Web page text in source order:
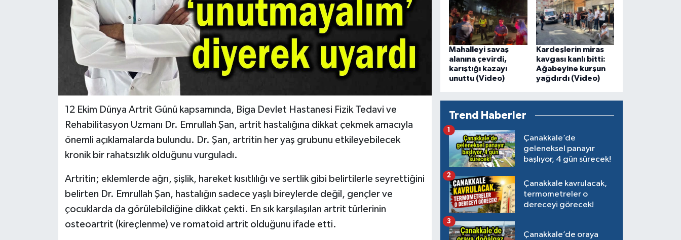
12 Ekim Dünya Artrit Günü kapsamında, Biga Devlet Hastanesi Fizik Tedavi ve
Rehabilitasyon Uzmanı Dr. Emrullah Şan, artrit hastalığına dikkat çekmek amacıyla
önemli açıklamalarda bulundu. Dr. Şan, artritin her yaş grubunu etkileyebilecek
kronik bir rahatsızlık olduğunu vurguladı.
Artritin; eklemlerde ağrı, şişlik, hareket kısıtlılığı ve sertlik gibi belirtilerle seyrettiğini
belirten Dr. Emrullah Şan, hastalığın sadece yaşlı bireylerde değil, gençler ve
çocuklarda da görülebildiğine dikkat çekti. En sık karşılaşılan artrit türlerinin
osteoartrit (kireçlenme) ve romatoid artrit olduğunu ifade etti.
Mahalleyi savaş
alanına çevirdi,
karıştığı kazayı
unuttu (Video)
Kardeşlerin miras
kavgası kanlı bitti:
Ağabeyine kurşun
yağdırdı (Video)
Trend Haberler
Çanakkale’de
geleneksel panayır
başlıyor, 4 gün sürecek!
1
Çanakkale kavrulacak,
termometreler o
dereceyi görecek!
2
Çanakkale’de oraya
3